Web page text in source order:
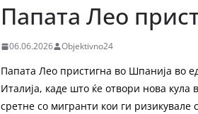
Папата Лео
06.06.2026 Objektivno24
Папата Лео пристигна во Шпанија во
Италија, каде што ќе отвори нова
сретне со мигранти кои ги